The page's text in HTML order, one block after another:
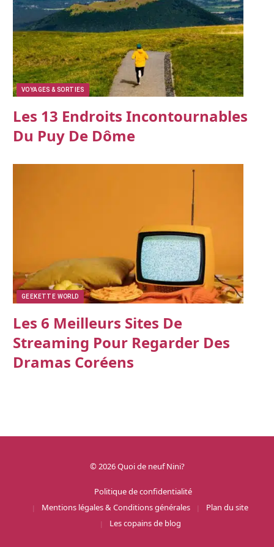
VOYAGES & SORTIES
Les 13 Endroits Incontournables
Du Puy De Dôme
GEEKETTE WORLD
Les 6 Meilleurs Sites De
Streaming Pour Regarder Des
Dramas Coréens
© 2026 Quoi de neuf Nini?
Politique de confidentialité
Mentions légales & Conditions générales
Plan du site
Les copains de blog